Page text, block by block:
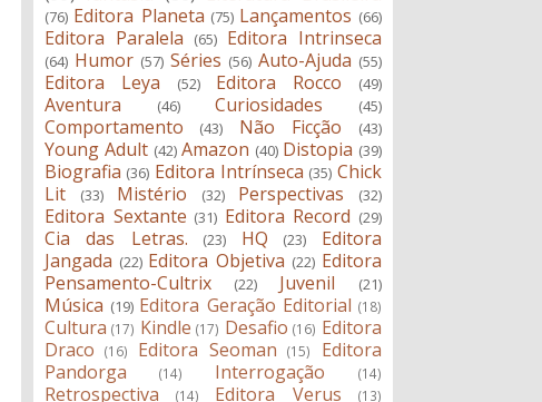
(76) Editora Planeta (75) Lançamentos (66)
Editora Paralela (65) Editora Intrinseca
(64) Humor (57) Séries (56) Auto-Ajuda (55)
Editora Leya (52) Editora Rocco (49)
Aventura (46) Curiosidades (45)
Comportamento (43) Não Ficção (43)
Young Adult (42) Amazon (40) Distopia (39)
Biografia (36) Editora Intrínseca (35) Chick
Lit
(33) Mistério (32) Perspectivas (32)
Editora Sextante (31) Editora Record (29)
Cia das Letras. (23) HQ (23)
Editora
Jangada (22) Editora Objetiva (22) Editora
Pensamento-Cultrix
(22) Juvenil (21)
Música (19) Editora Geração Editorial (18)
Cultura (17) Kindle (17) Desafio (16) Editora
Draco
(16) Editora Seoman (15)
Editora
Pandorga
(14) Interrogação (14)
Retrospectiva (14) Editora Verus (13)